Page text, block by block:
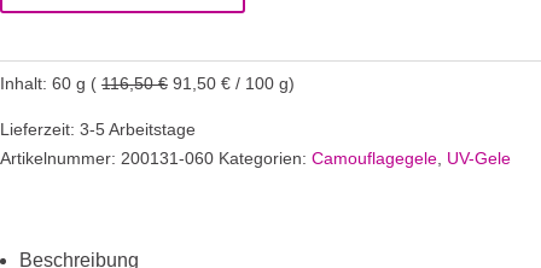
Camouflagegel
x
30
Inhalt: 60 g ( 116,50€ 91,50 € / 100 g)
Lieferzeit: 3-5 Arbeitstage
Artikelnummer: 200131-060 Kategorien: Camouflagegele UV-Gele
Beschreibung